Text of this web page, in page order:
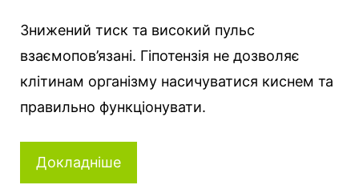
Знижений тиск та високий пульс
взаємопов’язані. Гіпотензія не дозволяє
клітинам організму насичуватися киснем та
правильно функціонувати.
Докладніше